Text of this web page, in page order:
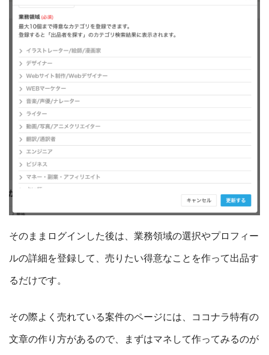
そのままログインした後は、業務領域の選択やプロフィー
ルの詳細を登録して、売りたい得意なことを作って出品す
るだけです。
その際よく売れている案件のページには、ココナラ特有の
文章の作り方があるので、まずはマネして作ってみるのが